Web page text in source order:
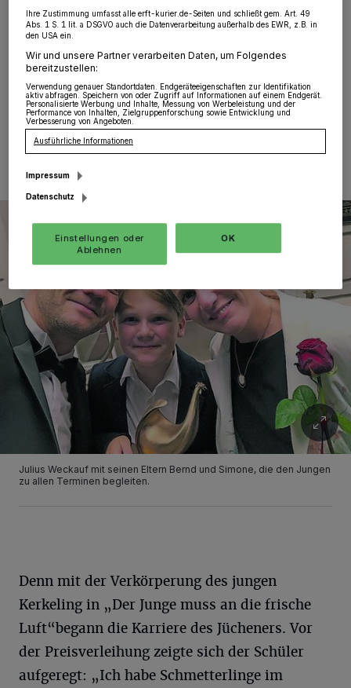
durfte jetzt einen der begehrtesten Filmpreise entgegen
nehmen: Er erhielt die „Goldene Henne“. Und diese
wurde ihm von keinem geringeren überreicht als von
Hape Kerkeling selbst.
27.09.2019 , 08:33 Uhr Eine Minute Lesezeit
Julius Weckauf mit seinen Eltern Bernd und Simone, die den Jungen
zu allen Terminen begleiten.
Denn mit der Verkörperung des jungen
Kerkeling in „Der Junge muss an die frische
Luft“begann die Karriere des Jücheners. Vor
der Preisverleihung zeigte sich der Schüler
aufgeregt: „Ich habe Schmetterlinge im
Ihre Zustimmung umfasst alle erft-kurier.de-Seiten und schließt gem. Art. 49
Abs. 1 S. 1 lit. a DSGVO auch die Datenverarbeitung außerhalb des EWR, z.B. in
den USA ein.
Wir und unsere Partner verarbeiten Daten, um Folgendes
bereitzustellen:
Verwendung genauer Standortdaten. Endgeräteeigenschaften zur Identifikation
aktiv abfragen. Speichern von oder Zugriff auf Informationen auf einem Endgerät.
Personalisierte Werbung und Inhalte, Messung von Werbeleistung und der
Performance von Inhalten, Zielgruppenforschung sowie Entwicklung und
Verbesserung von Angeboten.
Ausführliche Informationen
Impressum
Datenschutz
Einstellungen oder
Ablehnen
OK